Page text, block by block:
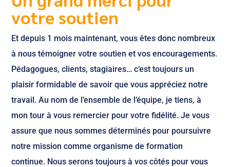
votre soutien
Et depuis 1 mois maintenant, vous êtes donc nombreux
à nous témoigner votre soutien et vos encouragements.
Pédagogues, clients, stagiaires… c’est toujours un
plaisir formidable de savoir que vous appréciez notre
travail. Au nom de l’ensemble de l’équipe, je tiens, à
mon tour à vous remercier pour votre fidélité. Je vous
assure que nous sommes déterminés pour poursuivre
notre mission comme organisme de formation
continue. Nous serons toujours à vos côtés pour vous